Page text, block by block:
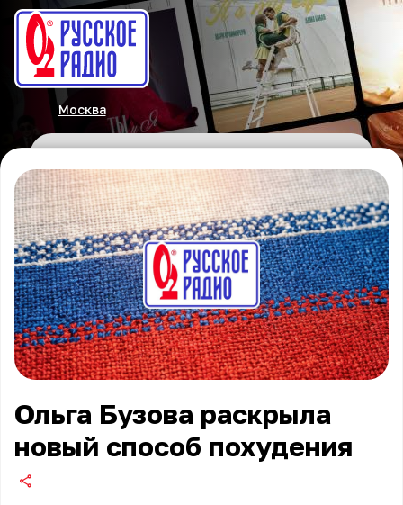
Москва
Ольга Бузова раскрыла
новый способ похудения